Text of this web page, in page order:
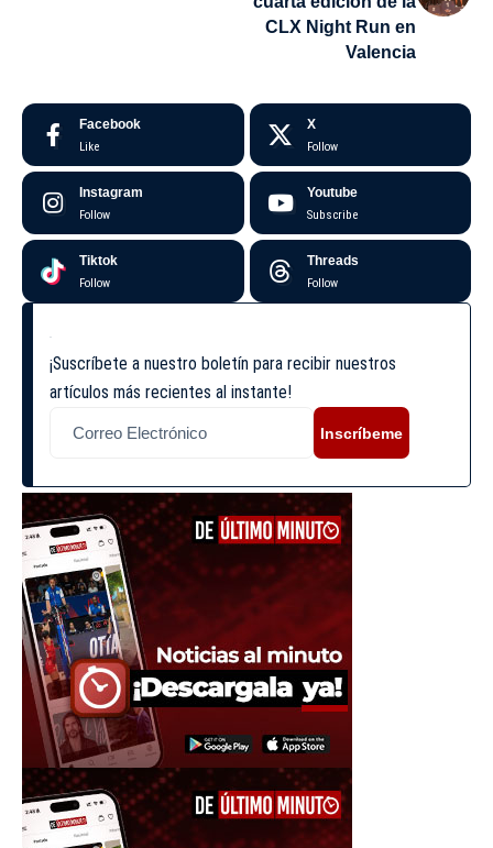
CLX Night Run en
Valencia
Facebook
Like
X
Follow
Instagram
Follow
Youtube
Subscribe
Tiktok
Follow
Threads
Follow
¡Suscríbete a nuestro boletín para recibir nuestros
artículos más recientes al instante!
Inscríbeme